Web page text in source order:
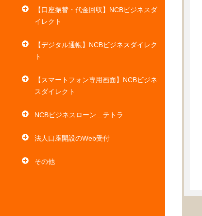
【口座振替・代金回収】NCBビジネスダ
イレクト
【デジタル通帳】NCBビジネスダイレク
ト
【スマートフォン専用画面】NCBビジネ
スダイレクト
NCBビジネスローン＿テトラ
法人口座開設のWeb受付
その他